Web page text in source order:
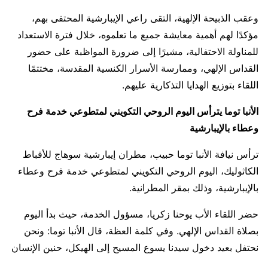
وعقب الذبيحة الإلهية، التقى راعي الإيبارشية المحتفى بهم،
مؤكدًا لهم أهمية معايشة جميع ما تعلموه، خلال فترة الاستعداد
للمناولة الاحتفالية، مشيرًا إلى ضرورة المواظبة على حضور
القداس الإلهي، وممارسة الأسرار الكنسية المقدسة، مختتمًا
اللقاء بتوزيع الهدايا التذكارية عليهم.
الأنبا توما يترأس اليوم الروحي التكويني لمتطوعي خدمة فرح
وعطاء بالإيبارشية
ترأس نيافة الأنبا توما حبيب، مطران إيبارشية سوهاج للأقباط
الكاثوليك، اليوم الروحي التكويني لمتطوعي خدمة فرح وعطاء
بالإيبارشية، وذلك بمقر المطرانية.
حضر اللقاء الأب يوحنا زكريا، مسؤول الخدمة، حيث بدأ اليوم
بصلاة القداس الإلهي. وفي كلمة العظة، قال الأنبا توما: ونحن
نحتفل بعيد دخول سيدنا يسوع المسيح إلى الهيكل، حنين الإنسان